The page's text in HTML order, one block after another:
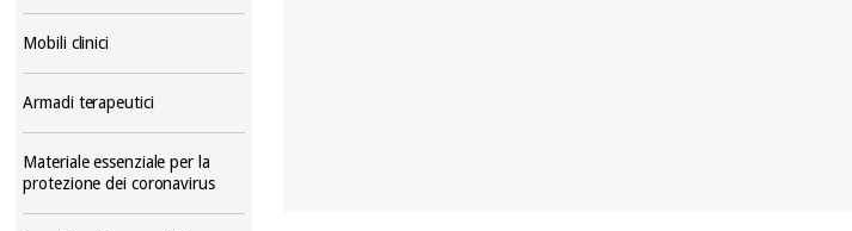
Mobili clinici
Armadi terapeutici
Materiale essenziale per la
protezione dei coronavirus